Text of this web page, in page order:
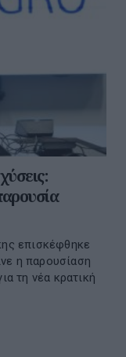
επισκέφθηκε
η παρουσίαση
τη νέα κρατική